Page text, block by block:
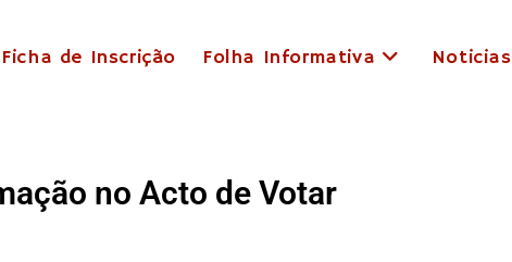
Ficha de Inscrição Folha Informativa Noticias
no Acto de Votar